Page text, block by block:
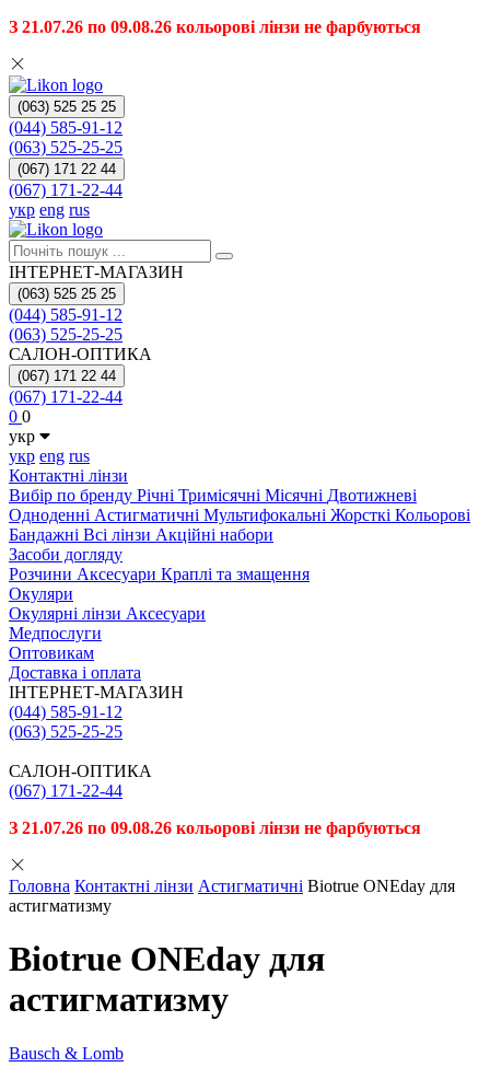
З 21.07.26 по 09.08.26 кольорові лінзи не фарбуються
(063) 525 25 25
(044) 585-91-12
(063) 525-25-25
(067) 171 22 44
(067) 171-22-44
укр eng rus
ІНТЕРНЕТ-МАГАЗИН
(063) 525 25 25
(044) 585-91-12
(063) 525-25-25
САЛОН-ОПТИКА
(067) 171 22 44
(067) 171-22-44
0 0
укр
укр eng rus
Контактні лінзи
Вибiр по бренду Річні Тримісячні Місячні Двотижневі
Одноденні Астигматичні Мультифокальні Жорсткі Кольорові
Бандажні Всі лінзи Акційні набори
Засоби догляду
Розчини Аксесуари Краплі та змащення
Окуляри
Окулярні лінзи Аксесуари
Медпослуги
Оптовикам
Доставка і оплата
ІНТЕРНЕТ-МАГАЗИН
(044) 585-91-12
(063) 525-25-25
САЛОН-ОПТИКА
(067) 171-22-44
З 21.07.26 по 09.08.26 кольорові лінзи не фарбуються
Головна Контактні лінзи Астигматичні Biotrue ONEday для
астигматизму
Biotrue ONEday для
астигматизму
Bausch & Lomb